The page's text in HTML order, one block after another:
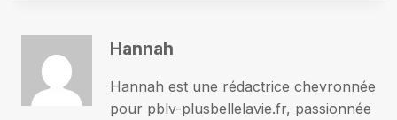
Hannah
Hannah est une rédactrice chevronnée
pour pblv-plusbellelavie.fr, passionnée